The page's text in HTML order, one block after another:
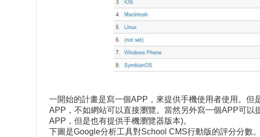
一開始的計畫是寫一個APP，來提供手機使用者使用。
APP，不如網站可以直接瀏覽。當然另外寫一個APP可
APP，但是也有提供手機瀏覽器版本)。
下圖是Google分析工具對School CMS行動版的評分分數。